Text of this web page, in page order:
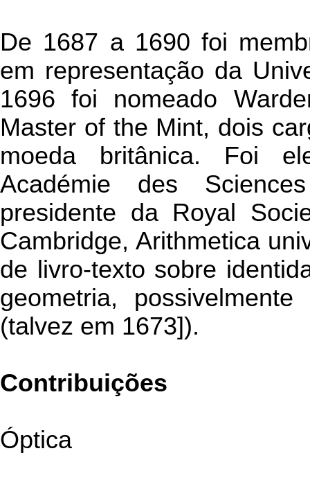
De 1687 a 1690 foi
em representação da
1696 foi nomeado
Master of the Mint, dois
moeda britânica. Foi
Académie des
presidente da Royal
Cambridge, Arithmetica
de livro-texto sobre
geometria,
(talvez em 1673]).
Contribuições
Óptica